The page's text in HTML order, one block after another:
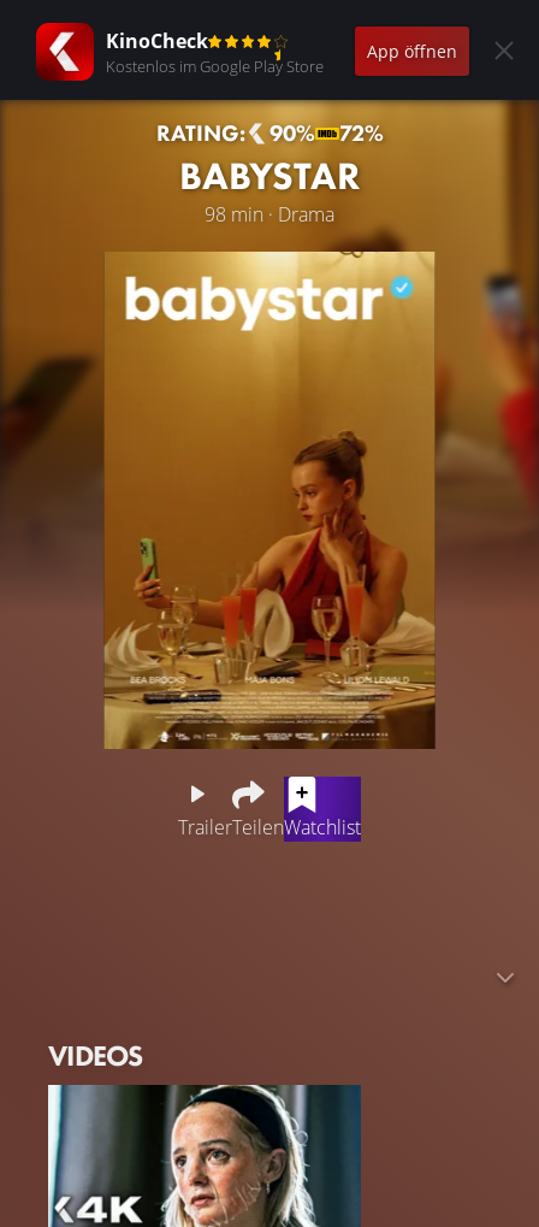
KinoCheck
Kostenlos im Google Play Store
App öffnen
RATING: 90% 72%
BABYSTAR
98 min · Drama
TrailerTeilenWatchlist
und beginnt zu begreifen, wie wenig von ihr selbst übrig
VIDEOS